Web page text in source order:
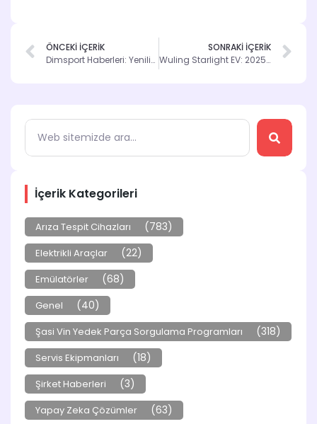
İçerik Kategorileri
Arıza Tespit Cihazları (783)
Elektrikli Araçlar (22)
Emülatörler (68)
Genel (40)
Şasi Vin Yedek Parça Sorgulama Programları (318)
Servis Ekipmanları (18)
Şirket Haberleri (3)
Yapay Zeka Çözümler (63)
ÖNCEKİ İÇERİK
Dimsport Haberleri: Yenilikler ve Performans Artışı
SONRAKİ İÇERİK
Wuling Starlight EV: 2025 Model Yılı Güncellemeleri